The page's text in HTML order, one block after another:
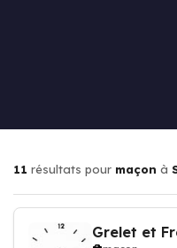
11 résultats pour maçon à
Grelet et